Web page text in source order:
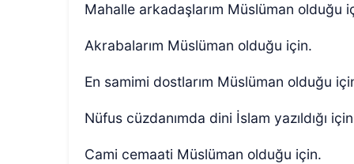
Mahalle arkadaşlarım Müslüman olduğu
Akrabalarım Müslüman olduğu için.
En samimi dostlarım Müslüman olduğu
Nüfus cüzdanımda dini İslam yazıldığı
Cami cemaati Müslüman olduğu için.